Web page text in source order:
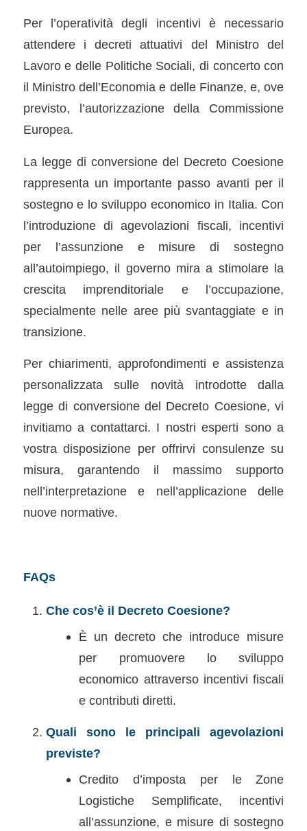
Per l’operatività degli incentivi è necessario
attendere i decreti attuativi del Ministro del
Lavoro e delle Politiche Sociali, di concerto con
il Ministro dell’Economia e delle Finanze, e, ove
previsto, l’autorizzazione della Commissione
Europea.
La legge di conversione del Decreto Coesione
rappresenta un importante passo avanti per il
sostegno e lo sviluppo economico in Italia. Con
l’introduzione di agevolazioni fiscali, incentivi
per l’assunzione e misure di sostegno
all’autoimpiego, il governo mira a stimolare la
crescita imprenditoriale e l’occupazione,
specialmente nelle aree più svantaggiate e in
transizione.
Per chiarimenti, approfondimenti e assistenza
personalizzata sulle novità introdotte dalla
legge di conversione del Decreto Coesione, vi
invitiamo a contattarci. I nostri esperti sono a
vostra disposizione per offrirvi consulenze su
misura, garantendo il massimo supporto
nell’interpretazione e nell’applicazione delle
nuove normative.
FAQs
Che cos’è il Decreto Coesione?
È un decreto che introduce misure
per promuovere lo sviluppo
economico attraverso incentivi fiscali
e contributi diretti.
Quali sono le principali agevolazioni
previste?
Credito d’imposta per le Zone
Logistiche Semplificate, incentivi
all’assunzione, e misure di sostegno